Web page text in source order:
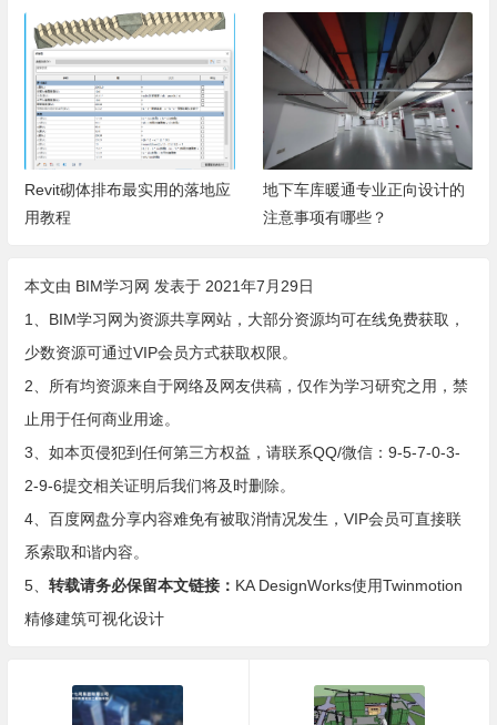
Revit砌体排布最实用的落地应
用教程
地下车库暖通专业正向设计的
注意事项有哪些？
本文由 BIM学习网 发表于 2021年7月29日
1、BIM学习网为资源共享网站，大部分资源均可在线免费获取，
少数资源可通过VIP会员方式获取权限。
2、所有均资源来自于网络及网友供稿，仅作为学习研究之用，禁
止用于任何商业用途。
3、如本页侵犯到任何第三方权益，请联系QQ/微信：9-5-7-0-3-
2-9-6提交相关证明后我们将及时删除。
4、百度网盘分享内容难免有被取消情况发生，VIP会员可直接联
系索取和谐内容。
5、 转载请务必保留本文链接： KA DesignWorks使用Twinmotion
精修建筑可视化设计